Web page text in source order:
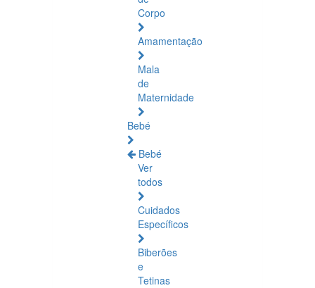
Corpo
Amamentação
Mala
de
Maternidade
Bebé
Bebé
Ver
todos
Cuidados
Específicos
Biberões
e
Tetinas